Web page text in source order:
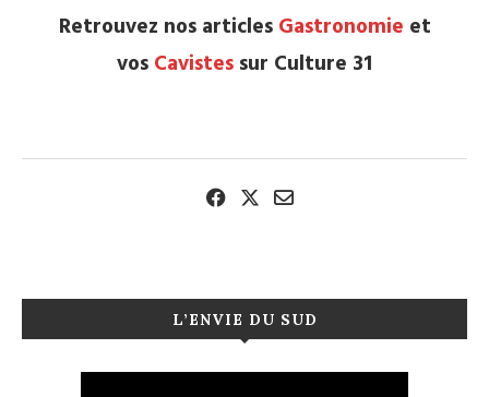
Retrouvez nos articles Gastronomie et
vos Cavistes sur Culture 31
L’ENVIE DU SUD